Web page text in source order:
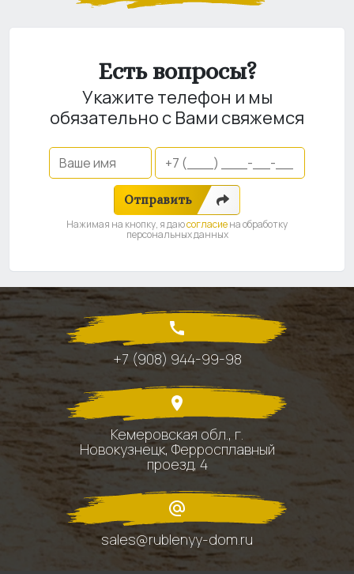
Есть вопросы?
Укажите телефон и мы
обязательно с Вами свяжемся
Отправить
Нажимая на кнопку, я даюсогласиена обработку
персональных данных
+7 (908) 944-99-98
Кемеровская обл., г.
Новокузнецк, Ферросплавный
проезд, 4
sales@rublenyy-dom.ru